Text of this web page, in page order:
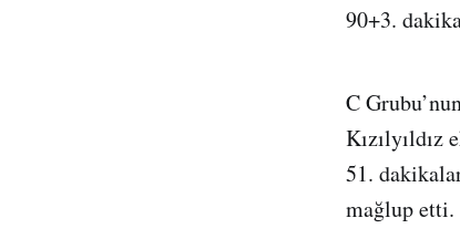
90+3.
C
51.
mağlup etti.